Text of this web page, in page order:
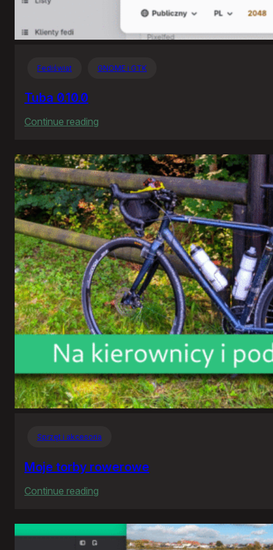
Fediświat GNOME i GTK
Tuba 0.10.0
Continue reading
0.10.0
Sprzęt i akcesoria
Moje torby rowerowe
Continue reading
torby
rowerowe